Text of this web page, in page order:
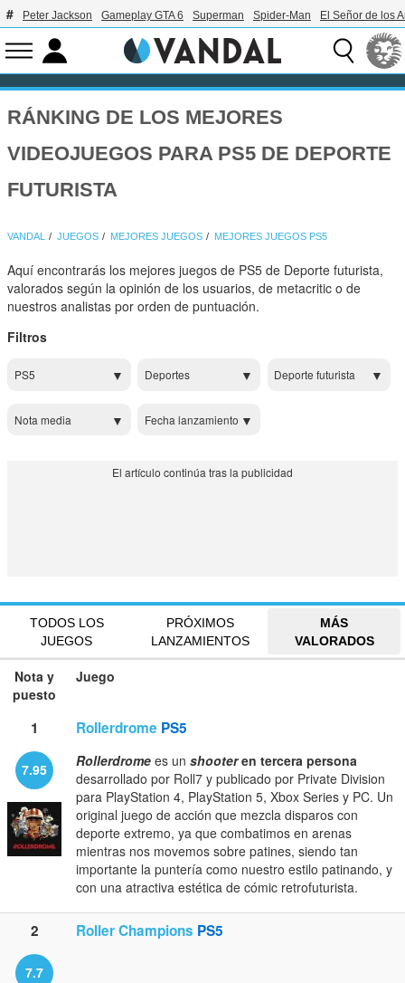
Peter Jackson Gameplay GTA 6 Superman Spider-Man El Señor de los
RÁNKING DE LOS MEJORES
VIDEOJUEGOS PARA PS5 DE DEPORTE
FUTURISTA
VANDAL JUEGOS MEJORES JUEGOS MEJORES JUEGOS PS5
Aquí encontrarás los mejores juegos de PS5 de Deporte futurista,
valorados según la opinión de los usuarios, de metacritic o de
nuestros analistas por orden de puntuación.
Filtros
PS5 Deportes Deporte futurista
Nota media Fecha lanzamiento
TODOS LOS
JUEGOS
PRÓXIMOS
LANZAMIENTOS
MÁS
VALORADOS
Nota y
puesto
Juego
1 Rollerdrome PS5
7.95 Rollerdrome es un shooteren tercera persona
desarrollado por Roll7 y publicado por Private Division
para PlayStation 4, PlayStation 5, Xbox Series y PC. Un
original juego de acción que mezcla disparos con
deporte extremo, ya que combatimos en arenas
mientras nos movemos sobre patines, siendo tan
importante la puntería como nuestro estilo patinando, y
con una atractiva estética de cómic retrofuturista.
2 Roller Champions PS5
7.7